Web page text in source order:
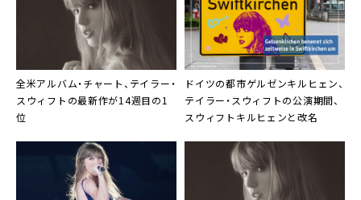
全米アルバム・チャート、テイラー・
スウィフトの最新作が14週目の1
位
ドイツの都市ゲルゼンキルヒェン、
テイラー・スウィフトの公演期間、
スウィフトキルヒェンと改名